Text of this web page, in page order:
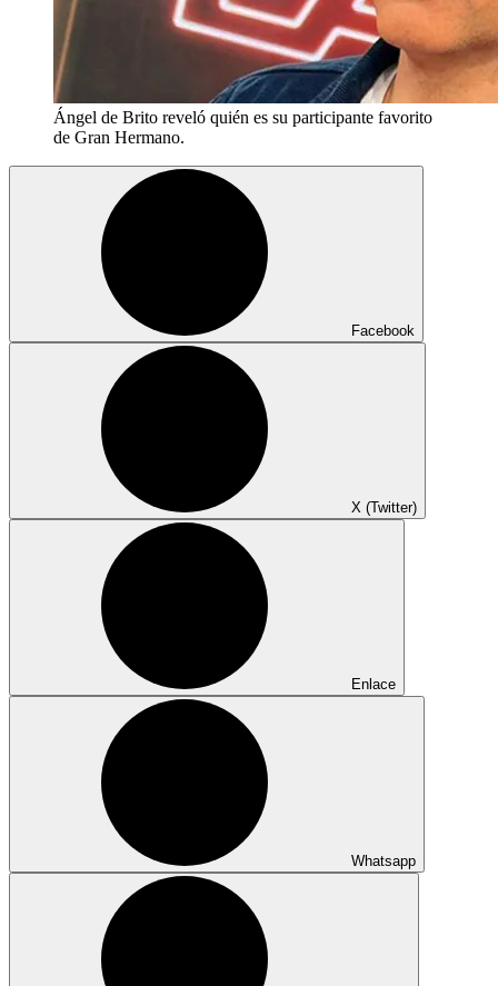
Ángel de Brito reveló quién es su participante favorito
de Gran Hermano.
Facebook
X (Twitter)
Enlace
Whatsapp